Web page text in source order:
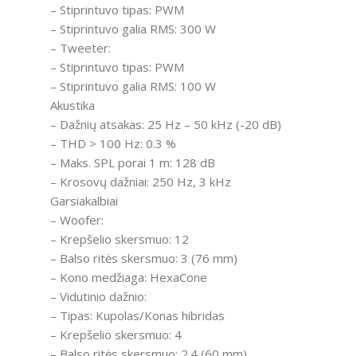
– Stiprintuvo tipas: PWM
– Stiprintuvo galia RMS: 300 W
– Tweeter:
– Stiprintuvo tipas: PWM
– Stiprintuvo galia RMS: 100 W
Akustika
– Dažnių atsakas: 25 Hz – 50 kHz (-20 dB)
– THD > 100 Hz: 0.3 %
– Maks. SPL porai 1 m: 128 dB
– Krosovų dažniai: 250 Hz, 3 kHz
Garsiakalbiai
– Woofer:
– Krepšelio skersmuo: 12
– Balso ritės skersmuo: 3 (76 mm)
– Kono medžiaga: HexaCone
– Vidutinio dažnio:
– Tipas: Kupolas/Konas hibridas
– Krepšelio skersmuo: 4